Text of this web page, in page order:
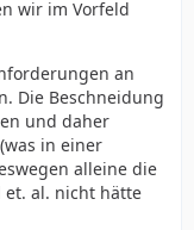
wir im Vorfeld
an
Die Beschneidung
und daher
in einer
alleine die
et. al. nicht hätte